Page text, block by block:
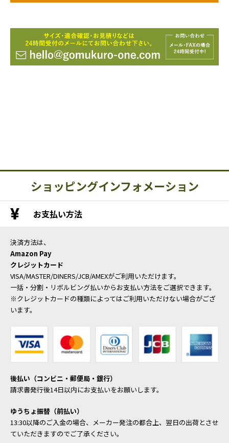
ショッピングインフォメーション
お支払い方法
決済方法は、
Amazon Pay
クレジットカード
VISA/MASTER/DINERS/JCB/AMEXがご利用いただけます。
一括・分割・リボルビング払いからお支払い方法をご選択できます。
※クレジットカードの種類によってはご利用いただけない場合がござ
います。
後払い（コンビニ・郵便局・銀行）
請求書発行後14日以内にお支払いをお願いします。
ゆうちょ振替（前払い）
13:30以降のご入金の場合、メーカー発注の都合上、翌日の出荷とさせ
ていただきますのでご了承ください。